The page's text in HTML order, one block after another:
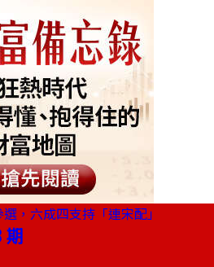
，六成四支持「連宋配」
期